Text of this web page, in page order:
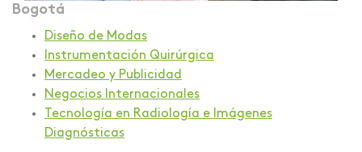
Bogotá
Diseño de Modas
Instrumentación Quirúrgica
Mercadeo y Publicidad
Negocios Internacionales
Tecnología en Radiología e Imágenes
Diagnósticas